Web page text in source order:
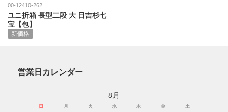
00-12410-262
ユニ折箱 長型二段 大 日吉杉七
宝【包】
新価格
営業日カレンダー
8月
日 月 火 水 木 金 土